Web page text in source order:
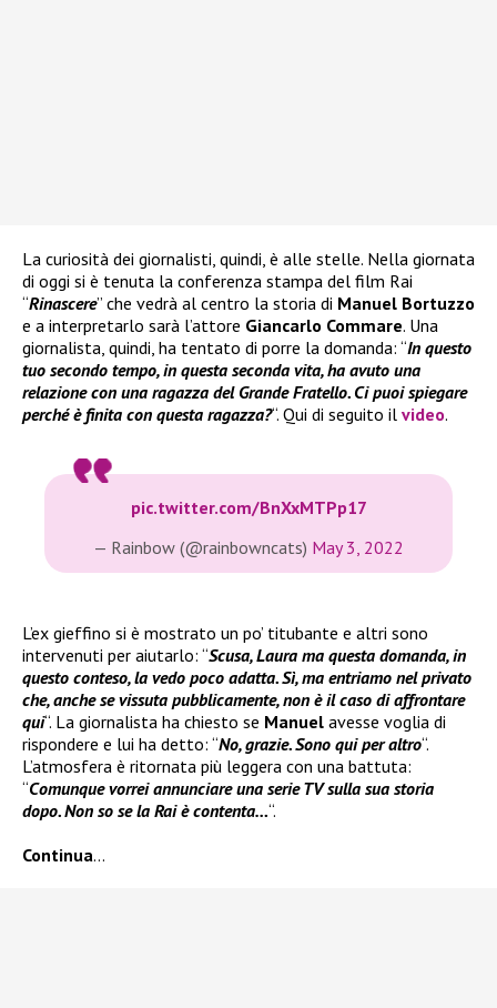
La curiosità dei giornalisti, quindi, è alle stelle. Nella giornata
di oggi si è tenuta la conferenza stampa del film Rai
“Rinascere” che vedrà al centro la storia di Manuel Bortuzzo
e a interpretarlo sarà l’attore Giancarlo Commare. Una
giornalista, quindi, ha tentato di porre la domanda: “In questo
tuo secondo tempo, in questa seconda vita, ha avuto una
relazione con una ragazza del Grande Fratello. Ci puoi spiegare
perché è finita con questa ragazza?“. Qui di seguito il video.
pic.twitter.com/BnXxMTPp17
— Rainbow (@rainbowncats) May 3, 2022
L’ex gieffino si è mostrato un po’ titubante e altri sono
intervenuti per aiutarlo: “Scusa, Laura ma questa domanda, in
questo conteso, la vedo poco adatta. Sì, ma entriamo nel privato
che, anche se vissuta pubblicamente, non è il caso di affrontare
qui“. La giornalista ha chiesto se Manuel avesse voglia di
rispondere e lui ha detto: “No, grazie. Sono qui per altro“.
L’atmosfera è ritornata più leggera con una battuta:
“Comunque vorrei annunciare una serie TV sulla sua storia
dopo. Non so se la Rai è contenta…“.
Continua…